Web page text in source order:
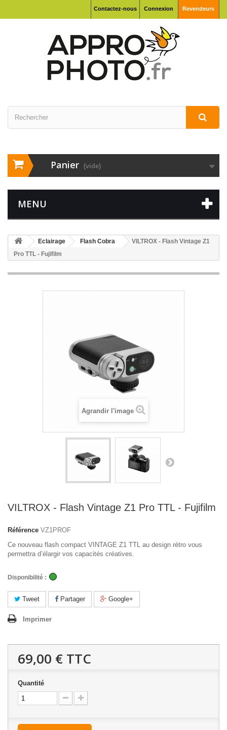
Connexion Revendeurs
Contactez-nous
Panier (vide)
MENU
Eclairage Flash Cobra
VILTROX - Flash Vintage Z1
Pro TTL - Fujifilm
Agrandir l'image
VILTROX - Flash Vintage Z1 Pro TTL - Fujifilm
Référence VZ1PROF
Ce nouveau flash compact VINTAGE Z1 TTL au design rétro vous
permettra d’élargir vos capacités créatives.
Disponibilité :
Tweet Partager Google+
Imprimer
69,00 € TTC
Quantité